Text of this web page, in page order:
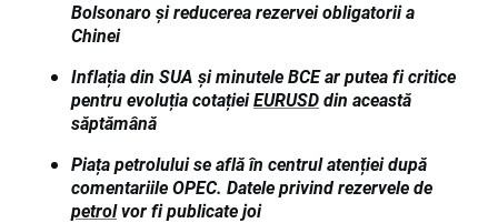
Bolsonaro și reducerea rezervei obligatorii a
Chinei
Inflația din SUA și minutele BCE ar putea fi critice
pentru evoluția cotațieiEURUSDdin această
săptămână
Piața petrolului se află în centrul atenției după
comentariile OPEC. Datele privind rezervele de
petrolvor fi publicate joi